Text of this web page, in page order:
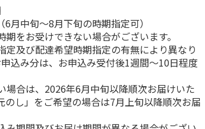
月中旬～8月下旬の時期指定可）
をお受けできない場合がございます。
及び配達希望時期指定の有無により異なり
込み分は、お申込み受付後1週間～10日程度
合は、2026年6月中旬以降順次お届けいた
のし」をご希望の場合は7月上旬以降順次お届